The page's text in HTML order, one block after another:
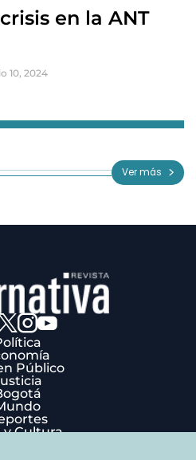
en la ANT
10, 2024
Ver más
Público
y Cultura